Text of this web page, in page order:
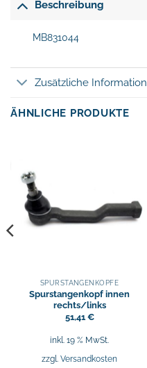
Beschreibung
MB831044
Zusätzliche Information
ÄHNLICHE PRODUKTE
SPURSTANGENKÖPFE
Spurstangenkopf innen
rechts/links
51,41€
inkl. 19 % MwSt.
zzgl. Versandkosten